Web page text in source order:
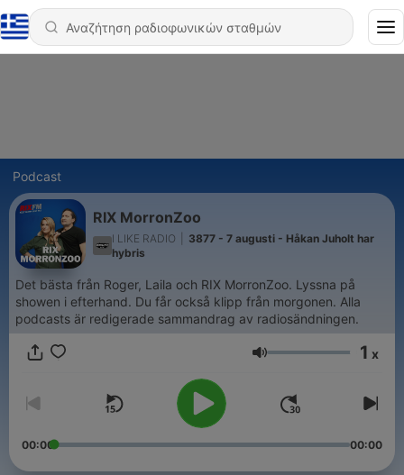
Podcast
RIX MorronZoo
I LIKE RADIO
3877 - 7 augusti - Håkan Juholt har
hybris
Det bästa från Roger, Laila och RIX MorronZoo. Lyssna på
showen i efterhand. Du får också klipp från morgonen. Alla
podcasts är redigerade sammandrag av radiosändningen.
Ένταση 1 x
00:00 00:00